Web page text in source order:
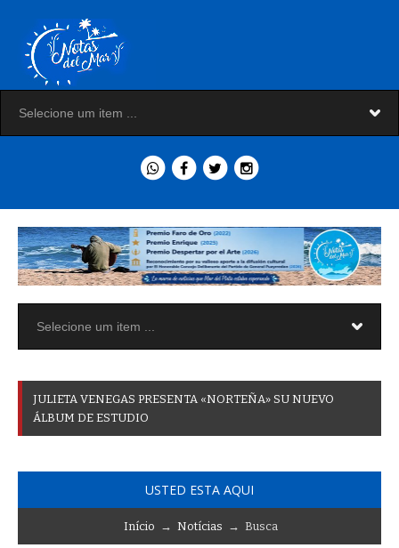
JULIETA VENEGAS PRESENTA «NORTEÑA» SU NUEVO
ÁLBUM DE ESTUDIO
USTED ESTA AQUI
Início → Notícias → Busca